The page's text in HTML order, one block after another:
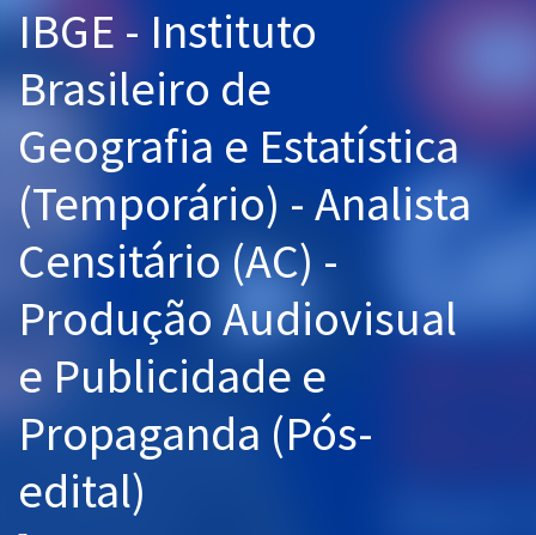
Cursos 20% OFF
Pós
Graduação
OAB
Questões grátis
Aprovados
Atendimento
IBGE - Instituto
Brasileiro de
Geografia e Estatística
(Temporário) - Analista
Censitário (AC) -
Produção Audiovisual
e Publicidade e
Propaganda (Pós-
edital)